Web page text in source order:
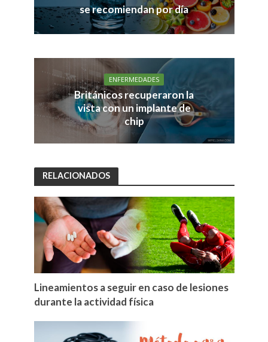
se recomiendan por día
ENFERMEDADES
Británicos recuperaron la
vista con un implante de
chip
RELACIONADOS
Lineamientos a seguir en caso de lesiones
durante la actividad física